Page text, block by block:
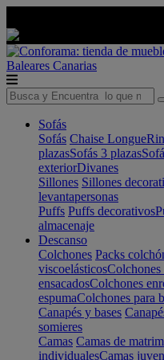
Baleares Canarias
Sofás
Sofás Chaise Longue
plazasSofás 3 plazas
exteriorDivanes
Sillones Sillones
levantapersonas
Puffs Puffs decorativos
almacenaje
Descanso
Colchones Packs
viscoelásticosColchones
ensacadosColchones
espumaColchones para
Canapés y bases
somieres
Camas Camas de
individualesCamas